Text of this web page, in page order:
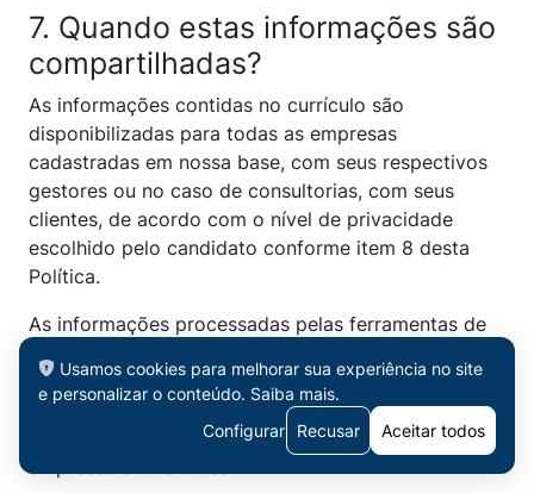
7. Quando estas informações são
compartilhadas?
As informações contidas no currículo são
disponibilizadas para todas as empresas
cadastradas em nossa base, com seus respectivos
gestores ou no caso de consultorias, com seus
clientes, de acordo com o nível de privacidade
escolhido pelo candidato conforme item 8 desta
Política.
As informações processadas pelas ferramentas de
fornecedores das ferramentas para a execução dos
serviços contratados. Nenhuma informação de
análise e relatórios serão compartilhados com as
empresas anunciantes.
Usamos cookies para melhorar sua experiência no site
e personalizar o conteúdo. Saiba mais.
Configurar
Recusar Aceitar todos